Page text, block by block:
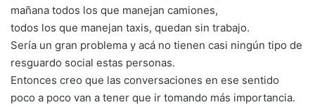
mañana todos los que manejan camiones,
todos los que manejan taxis, quedan sin trabajo.
Sería un gran problema y acá no tienen casi ningún tipo de
resguardo social estas personas.
Entonces creo que las conversaciones en ese sentido
poco a poco van a tener que ir tomando más importancia.